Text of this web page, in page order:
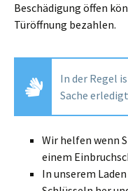
Beschädigung öffen
Türöffnung bezahlen.
In der Regel
Sache
Wir helfen wenn
einem
In unserem